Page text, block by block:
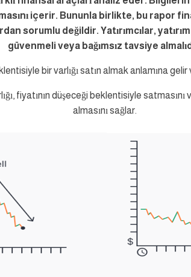
içerir. Bununla birlikte, bu rapor
sorumlu değildir. Yatırımcılar,
güvenmeli veya bağımsız tavsiye
bir varlığı satın almak anlamına
fiyatının düşeceği beklentisiyle
almasını sağlar.